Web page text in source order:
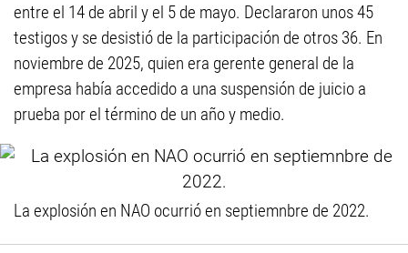
entre el 14 de abril y el 5 de mayo. Declararon unos 45
testigos y se desistió de la participación de otros 36. En
noviembre de 2025, quien era gerente general de la
empresa había accedido a una suspensión de juicio a
prueba por el término de un año y medio.
La explosión en NAO ocurrió en septiemnbre de 2022.